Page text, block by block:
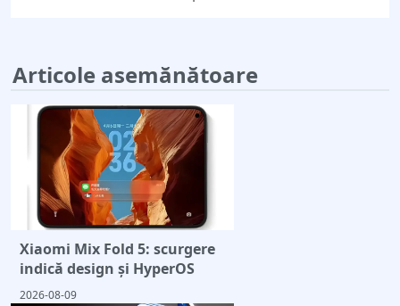
Articole asemănătoare
Xiaomi Mix Fold 5: scurgere
indică design și HyperOS
2026-08-09